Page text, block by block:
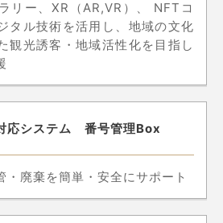
リー、XR（AR,VR）、 NFTコ
タル技術を活用し、地域の文化
観光誘客・地域活性化を目指し
応システム 番号管理Box
・廃棄を簡単・安全にサポート